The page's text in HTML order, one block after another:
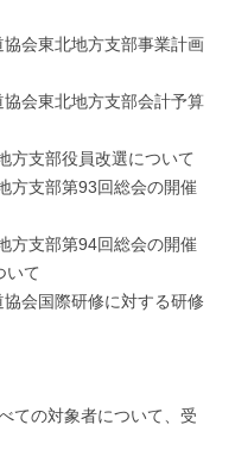
会東北地方支部事業計画
会東北地方支部会計予算
方支部役員改選について
方支部第93回総会の開催
方支部第94回総会の開催
いて
会国際研修に対する研修
ての対象者について、受